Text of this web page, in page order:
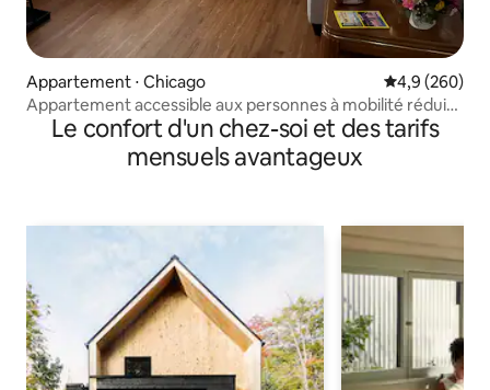
Appartement ⋅ Chicago Évaluation
4,9 (260)
Appartement accessible aux personnes à mobilité réduite
avec chargeur VE de niveau 2
Le confort d'un chez-soi et des tarifs
mensuels avantageux